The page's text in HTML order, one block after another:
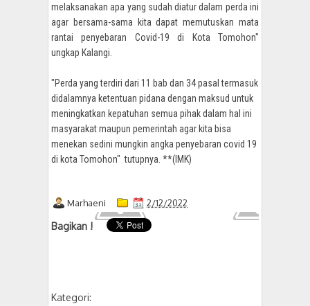
melaksanakan apa yang sudah diatur dalam perda ini
agar bersama-sama kita dapat memutuskan mata
rantai penyebaran Covid-19 di Kota Tomohon"
ungkap Kalangi.
"Perda yang terdiri dari 11 bab dan 34 pasal termasuk
didalamnya ketentuan pidana dengan maksud untuk
meningkatkan kepatuhan semua pihak dalam hal ini
masyarakat maupun pemerintah agar kita bisa
menekan sedini mungkin angka penyebaran covid 19
di kota Tomohon" tutupnya. **(IMK)
Marhaeni 2/12/2022
Bagikan !
Kategori: